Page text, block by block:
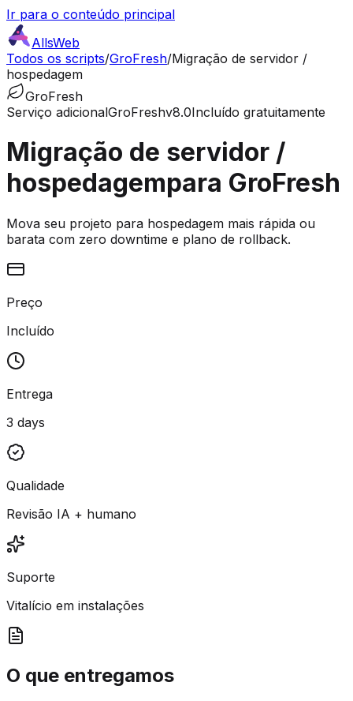
Ir para o conteúdo principal
AllsWeb
Todos os scripts/GroFresh/Migração de servidor /
hospedagem
GroFresh
Serviço adicionalGroFreshv8.0Incluído gratuitamente
Migração de servidor /
hospedagempara GroFresh
Mova seu projeto para hospedagem mais rápida ou
barata com zero downtime e plano de rollback.
Preço
Incluído
Entrega
3 days
Qualidade
Revisão IA + humano
Suporte
Vitalício em instalações
O que entregamos